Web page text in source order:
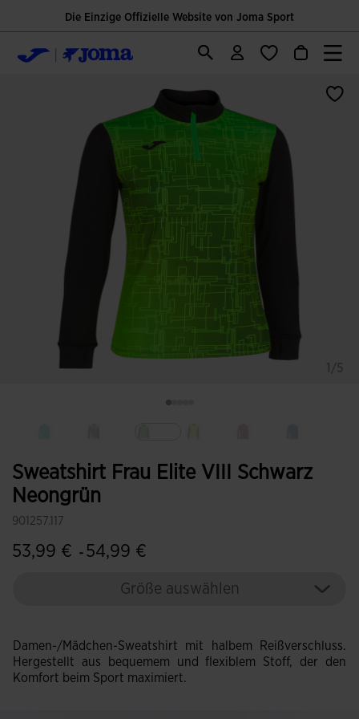
Die Einzige Offizielle Website von Joma Sport
Sweatshirt Frau Elite VIII Schwarz
Neongrün
901257.117
53,99 € - 54,99 €
Größe auswählen
Damen-/Mädchen-Sweatshirt mit halbem Reißverschluss.
Hergestellt aus bequemem und flexiblem Stoff, der den
Komfort beim Sport maximiert.